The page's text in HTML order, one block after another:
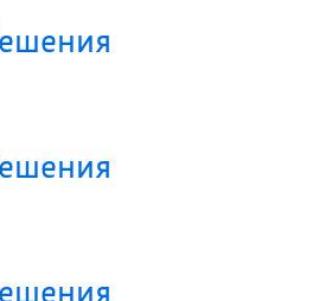
Решения
Решения
Решения